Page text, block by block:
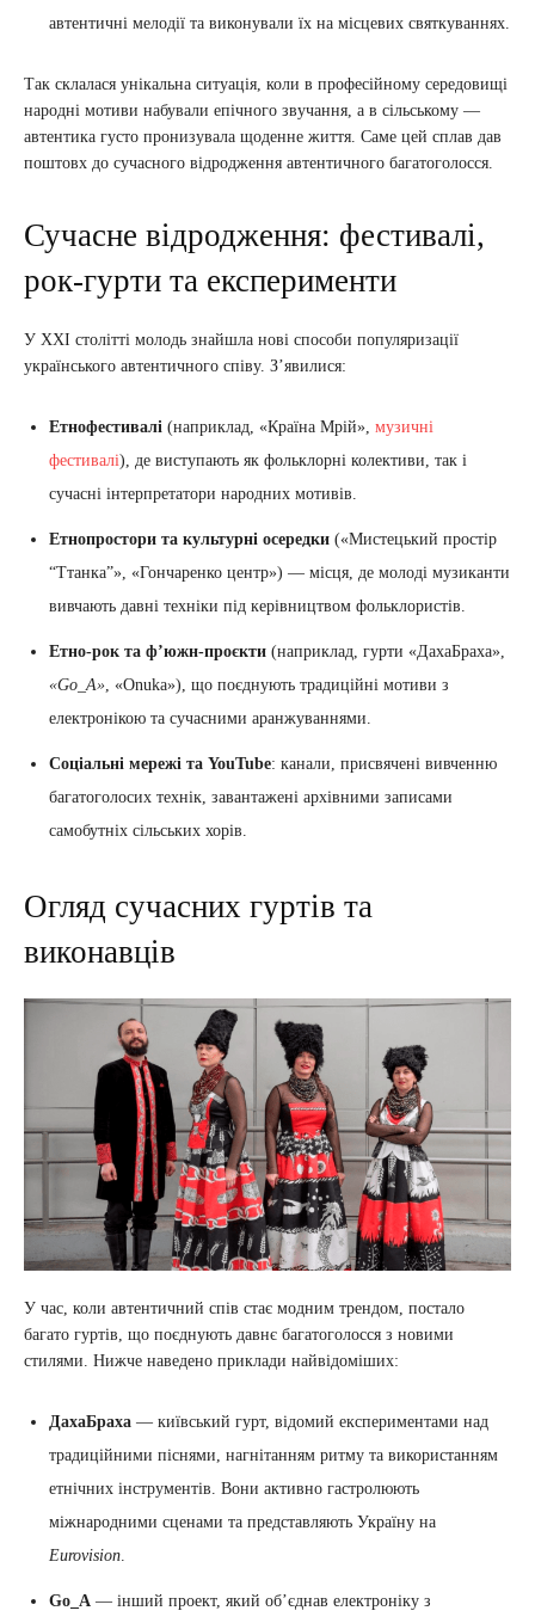
автентичні мелодії та виконували їх на місцевих святкуваннях.
Так склалася унікальна ситуація, коли в професійному середовищі
народні мотиви набували епічного звучання, а в сільському —
автентика густо пронизувала щоденне життя. Саме цей сплав дав
поштовх до сучасного відродження автентичного багатоголосся.
Сучасне відродження: фестивалі,
рок-гурти та експерименти
У XXI столітті молодь знайшла нові способи популяризації
українського автентичного співу. З’явилися:
Етнофестивалі (наприклад, «Країна Мрій», музичні
фестивалі), де виступають як фольклорні колективи, так і
сучасні інтерпретатори народних мотивів.
Етнопростори та культурні осередки («Мистецький простір
“Ттанка”», «Гончаренко центр») — місця, де молоді музиканти
вивчають давні техніки під керівництвом фольклористів.
Етно-рок та ф’южн-проєкти (наприклад, гурти «ДахаБраха»,
«Go_A», «Onuka»), що поєднують традиційні мотиви з
електронікою та сучасними аранжуваннями.
Соціальні мережі та YouTube: канали, присвячені вивченню
багатоголосих технік, завантажені архівними записами
самобутніх сільських хорів.
Огляд сучасних гуртів та
виконавців
У час, коли автентичний спів стає модним трендом, постало
багато гуртів, що поєднують давнє багатоголосся з новими
стилями. Нижче наведено приклади найвідоміших:
ДахаБраха — київський гурт, відомий експериментами над
традиційними піснями, нагнітанням ритму та використанням
етнічних інструментів. Вони активно гастролюють
міжнародними сценами та представляють Україну на
Eurovision.
Go_A — інший проект, який об’єднав електроніку з